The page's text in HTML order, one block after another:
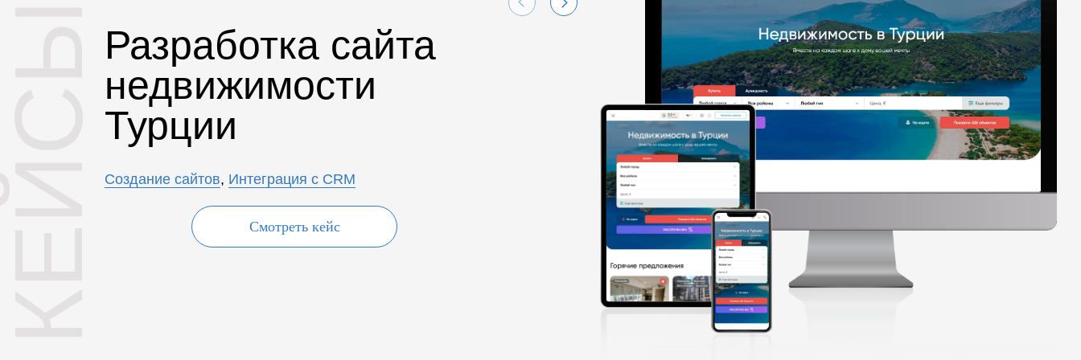
Разработка сайта
недвижимости
Турции
Создание сайтов, Интеграция с CRM
Смотреть кейс